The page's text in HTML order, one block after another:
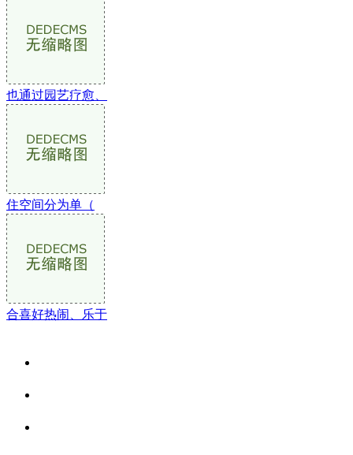
也通过园艺疗愈、
住空间分为单（
合喜好热闹、乐于